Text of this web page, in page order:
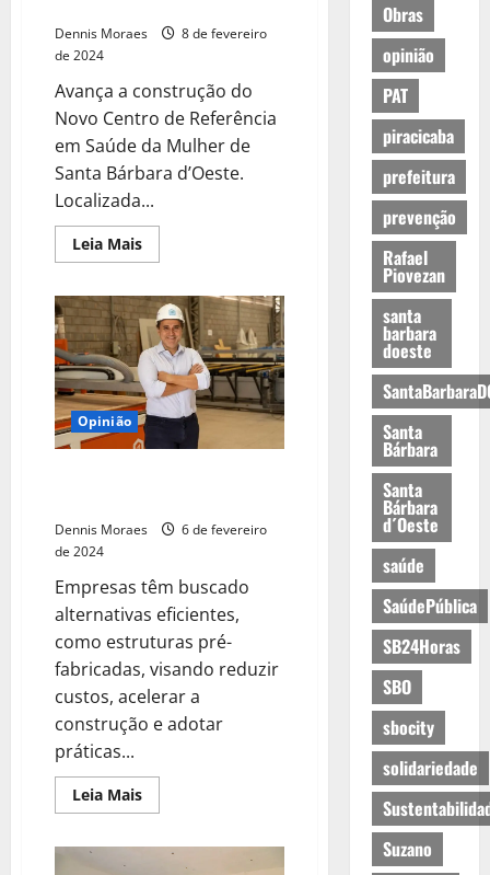
Dennis Moraes
8 de fevereiro
de 2024
Avança a construção do
Novo Centro de Referência
em Saúde da Mulher de
Santa Bárbara d’Oeste.
Localizada...
Leia Mais
Opinião
Dennis Moraes
6 de fevereiro
de 2024
Empresas têm buscado
alternativas eficientes,
como estruturas pré-
fabricadas, visando reduzir
custos, acelerar a
construção e adotar
práticas...
Leia Mais
Obras
opinião
PAT
piracicaba
prefeitura
prevenção
Rafael
Piovezan
santa
barbara
doeste
Santa
Bárbara
Santa
Bárbara
d´Oeste
saúde
SaúdePública
SB24Horas
SBO
sbocity
solidariedade
Suzano